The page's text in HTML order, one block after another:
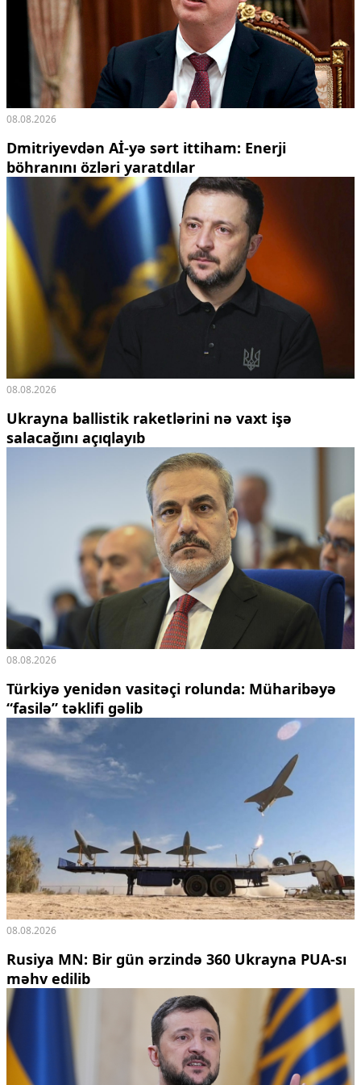
08.08.2026
Dmitriyevdən Aİ-yə sərt ittiham: Enerji
böhranını özləri yaratdılar
08.08.2026
Ukrayna ballistik raketlərini nə vaxt işə
salacağını açıqlayıb
08.08.2026
Türkiyə yenidən vasitəçi rolunda: Müharibəyə
“fasilə” təklifi gəlib
08.08.2026
Rusiya MN: Bir gün ərzində 360 Ukrayna PUA-sı
məhv edilib